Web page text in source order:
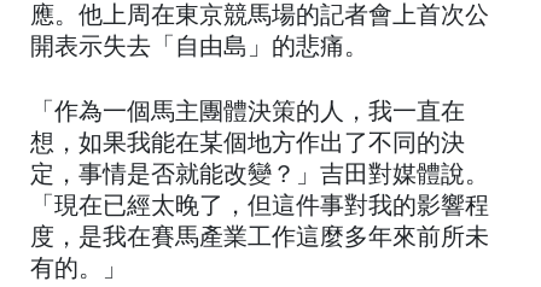
應。他上周在東京競馬場的記者會上首次公
開表示失去「自由島」的悲痛。
「作為一個馬主團體決策的人，我一直在
想，如果我能在某個地方作出了不同的決
定，事情是否就能改變？」吉田對媒體說。
「現在已經太晚了，但這件事對我的影響程
度，是我在賽馬產業工作這麼多年來前所未
有的。」